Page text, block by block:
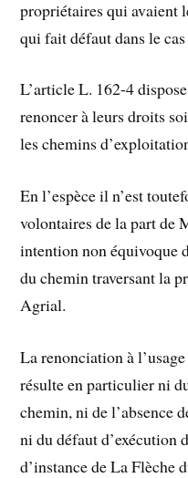
propriétaires qui avaient
qui fait défaut dans le
L’article L. 162-4
renoncer à leurs droits
les chemins
En l’espèce il n’est
volontaires de la part de
intention non équivoque
du chemin traversant la
Agrial.
La renonciation à
résulte en particulier ni
chemin, ni de l’absence
ni du défaut d’exécution
d’instance de La Flèche